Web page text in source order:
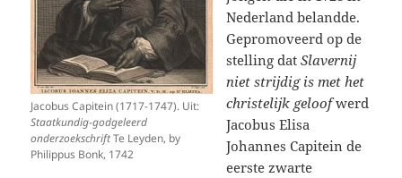
Jacobus Capitein (1717-1747). Uit:
Staatkundig-godgeleerd
onderzoekschriftTe Leyden, by
Philippus Bonk, 1742
Nederland belandde.
Gepromoveerd op de
stelling datSlavernij
niet strijdig is met het
christelijk geloofwerd
Jacobus Elisa
Johannes Capitein de
eerste zwarte